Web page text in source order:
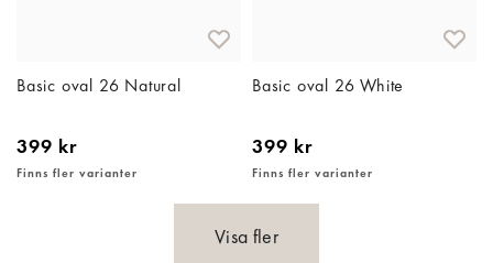
Basic oval 26 Natural
399 kr
Finns fler varianter
Basic oval 26 White
399 kr
Finns fler varianter
Visa fler